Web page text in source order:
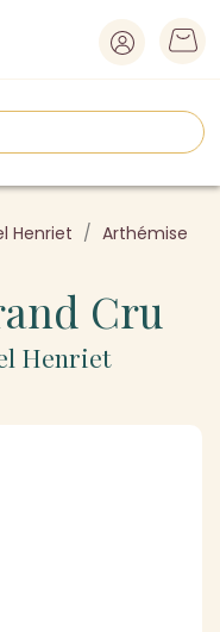
Henriet
Arthémise
Cru
Henriet